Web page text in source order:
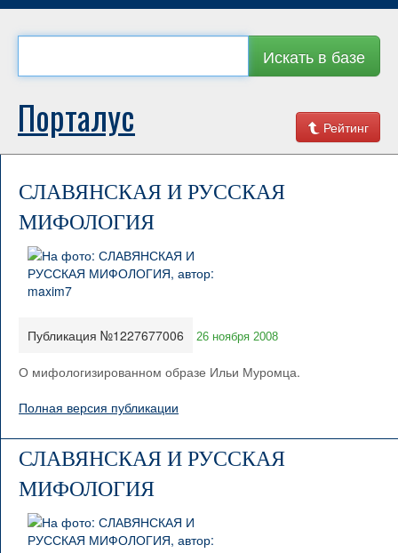
Искать в базе
Рейтинг
Порталус
СЛАВЯНСКАЯ И РУССКАЯ
МИФОЛОГИЯ
Публикация №1227677006 26 ноября 2008
О мифологизированном образе Ильи Муромца.
Полная версия публикации
СЛАВЯНСКАЯ И РУССКАЯ
МИФОЛОГИЯ